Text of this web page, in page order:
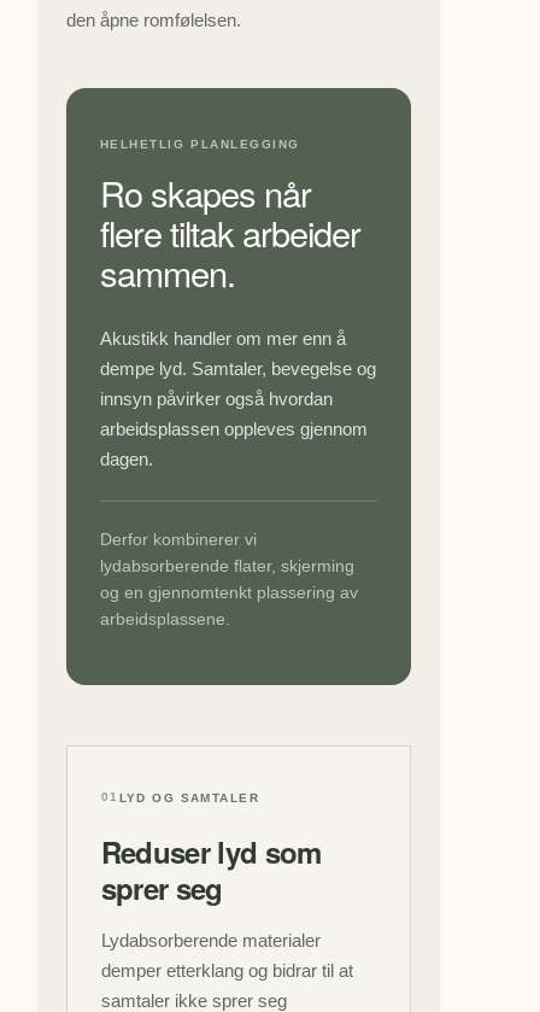
den åpne romfølelsen.
HELHETLIG PLANLEGGING
Ro skapes når
flere tiltak arbeider
sammen.
Akustikk handler om mer enn å
dempe lyd. Samtaler, bevegelse og
innsyn påvirker også hvordan
arbeidsplassen oppleves gjennom
dagen.
Derfor kombinerer vi
lydabsorberende flater, skjerming
og en gjennomtenkt plassering av
arbeidsplassene.
01 LYD OG SAMTALER
Reduser lyd som
sprer seg
Lydabsorberende materialer
demper etterklang og bidrar til at
samtaler ikke sprer seg